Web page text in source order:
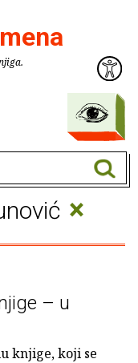
×
– u
knjige, koji se